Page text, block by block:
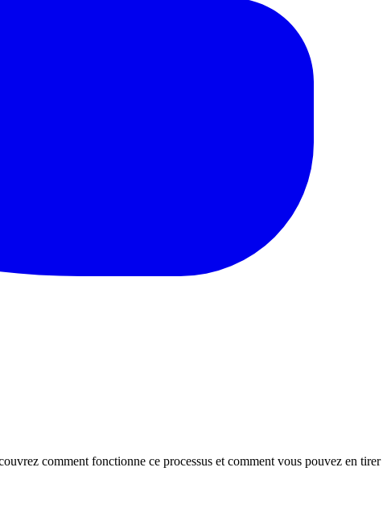
comment fonctionne ce processus et comment vous pouvez en tirer